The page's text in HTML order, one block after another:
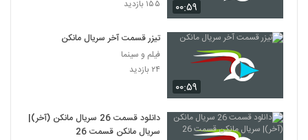
۰۰:۵۹
۱۵۵ بازدید
۰۰:۵۹
تیزر قسمت آخر سریال مانکن
فیلم و سینما
۲۴ بازدید
دانلود قسمت 26 سریال مانکن (آخر)|
سریال مانکن قسمت 26